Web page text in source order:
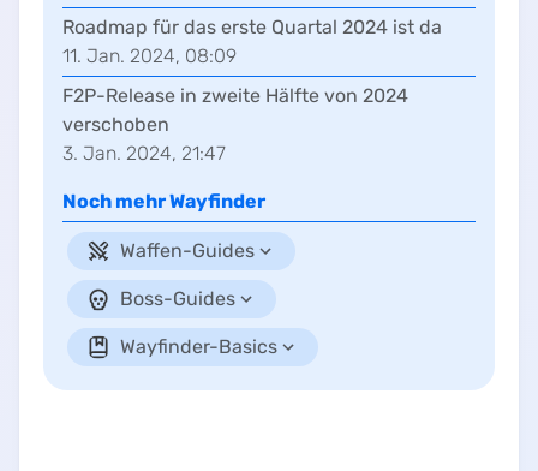
Roadmap für das erste Quartal 2024 ist da
11. Jan. 2024, 08:09
F2P-Release in zweite Hälfte von 2024
verschoben
3. Jan. 2024, 21:47
Noch mehrWayfinder
Waffen-Guides
Boss-Guides
Wayfinder-Basics